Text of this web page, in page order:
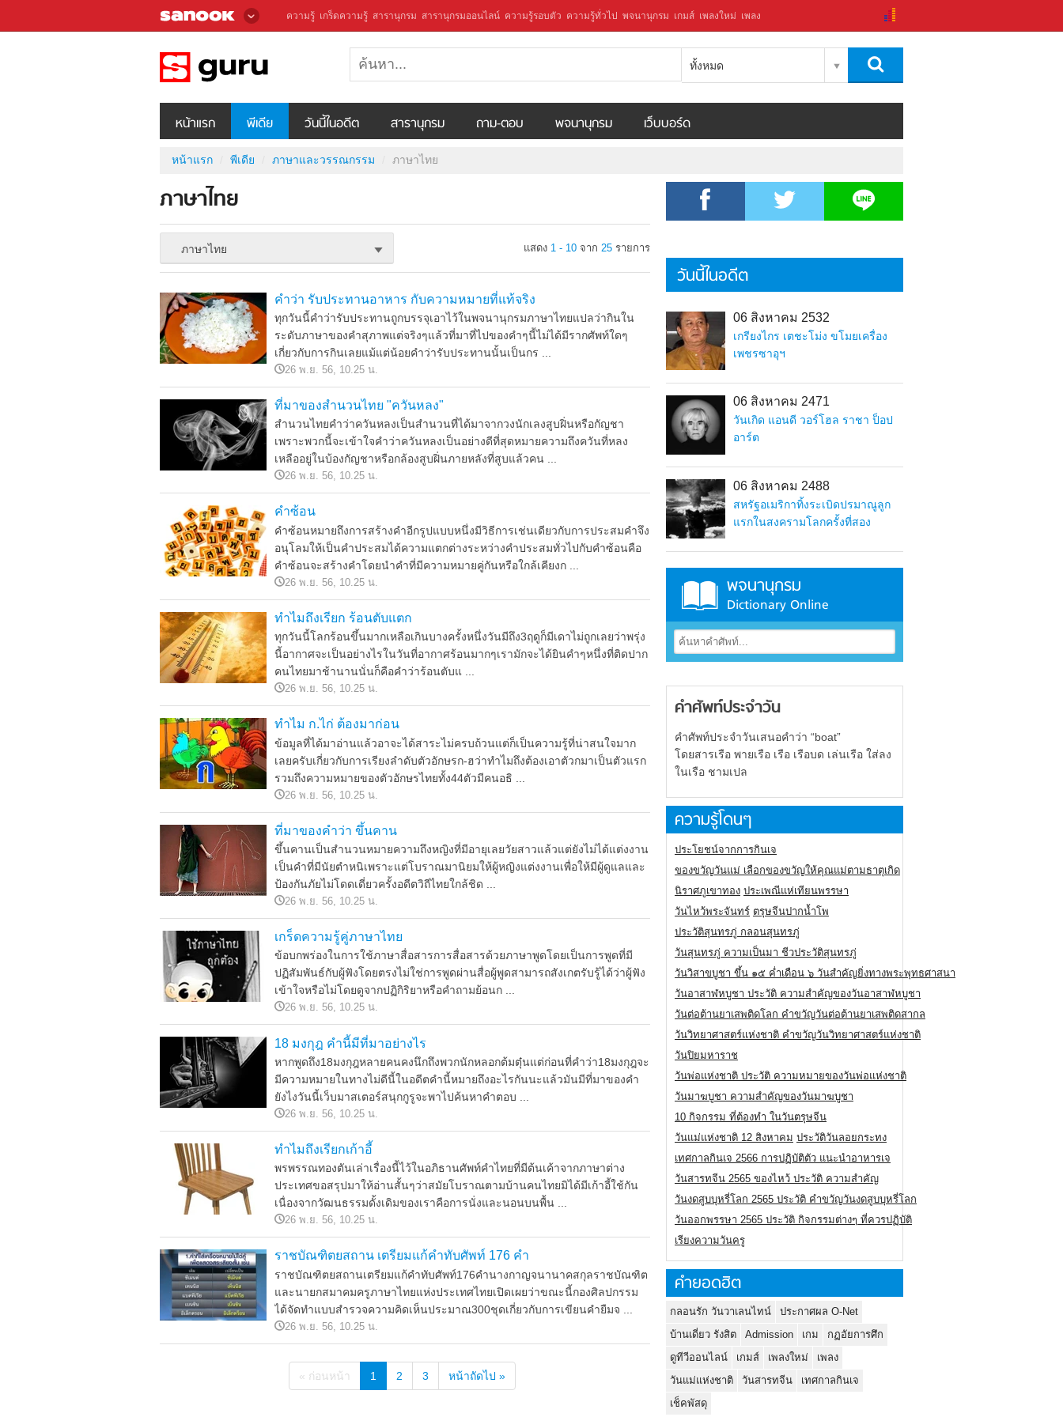
ความรู้ เกร็ดความรู้ สารานุกรม สารานุกรมออนไลน์ ความรู้รอบตัว ความรู้ทั่วไป พจนานุกรม เกมส์ เพลงใหม่ เพลง
ทั้งหมด
หน้าแรก พีเดีย วันนี้ในอดีต สารานุกรม ถาม-ตอบ พจนานุกรม เว็บบอร์ด
หน้าแรก พีเดีย ภาษาและวรรณกรรม ภาษาไทย
ภาษาไทย
ภาษาไทย แสดง 1 - 10จาก 25รายการ
คำว่า รับประทานอาหาร กับความหมายที่แท้จริง
ทุกวันนี้คำว่ารับประทานถูกบรรจุเอาไว้ในพจนานุกรมภาษาไทยแปลว่ากินใน
ระดับภาษาของคำสุภาพแต่จริงๆแล้วที่มาที่ไปของคำๆนี้ไม่ได้มีรากศัพท์ใดๆ
เกี่ยวกับการกินเลยแม้แต่น้อยคำว่ารับประทานนั้นเป็นกร ...
26 พ.ย. 56, 10.25 น.
ที่มาของสำนวนไทย "ควันหลง"
สำนวนไทยคำว่าควันหลงเป็นสำนวนที่ได้มาจากวงนักเลงสูบฝิ่นหรือกัญชา
เพราะพวกนี้จะเข้าใจคำว่าควันหลงเป็นอย่างดีที่สุดหมายความถึงควันที่หลง
เหลืออยู่ในบ้องกัญชาหรือกล้องสูบฝิ่นภายหลังที่สูบแล้วคน ...
26 พ.ย. 56, 10.25 น.
คำซ้อน
คำซ้อนหมายถึงการสร้างคำอีกรูปแบบหนึ่งมีวิธีการเช่นเดียวกับการประสมคำจึง
อนุโลมให้เป็นคำประสมได้ความแตกต่างระหว่างคำประสมทั่วไปกับคำซ้อนคือ
คำซ้อนจะสร้างคำโดยนำคำที่มีความหมายคู่กันหรือใกล้เคียงก ...
26 พ.ย. 56, 10.25 น.
ทำไมถึงเรียก ร้อนตับแตก
ทุกวันนี้โลกร้อนขึ้นมากเหลือเกินบางครั้งหนึ่งวันมีถึง3ฤดูก็มีเดาไม่ถูกเลยว่าพรุ่ง
นี้อากาศจะเป็นอย่างไรในวันที่อากาศร้อนมากๆเรามักจะได้ยินคำๆหนึ่งที่ติดปาก
คนไทยมาช้านานนั่นก็คือคำว่าร้อนตับแ ...
26 พ.ย. 56, 10.25 น.
ทำไม ก.ไก่ ต้องมาก่อน
ข้อมูลที่ได้มาอ่านแล้วอาจะได้สาระไม่ครบถ้วนแต่ก็เป็นความรู้ที่น่าสนใจมาก
เลยครับเกี่ยวกับการเรียงลำดับตัวอักษรก-ฮว่าทำไมถึงต้องเอาตัวกมาเป็นตัวแรก
รวมถึงความหมายของตัวอักษรไทยทั้ง44ตัวมีคนอธิ ...
26 พ.ย. 56, 10.25 น.
ที่มาของคำว่า ขึ้นคาน
ขึ้นคานเป็นสำนวนหมายความถึงหญิงที่มีอายุเลยวัยสาวแล้วแต่ยังไม่ได้แต่งงาน
เป็นคำที่มีนัยตำหนิเพราะแต่โบราณมานิยมให้ผู้หญิงแต่งงานเพื่อให้มีผู้ดูแลและ
ป้องกันภัยไม่โดดเดี่ยวครั้งอดีตวิถีไทยใกล้ชิด ...
26 พ.ย. 56, 10.25 น.
เกร็ดความรู้คู่ภาษาไทย
ข้อบกพร่องในการใช้ภาษาสื่อสารการสื่อสารด้วยภาษาพูดโดยเป็นการพูดที่มี
ปฏิสัมพันธ์กับผู้ฟังโดยตรงไม่ใช่การพูดผ่านสื่อผู้พูดสามารถสังเกตรับรู้ได้ว่าผู้ฟัง
เข้าใจหรือไม่โดยดูจากปฏิกิริยาหรือคำถามย้อนก ...
26 พ.ย. 56, 10.25 น.
18 มงกุฎ คำนี้มีที่มาอย่างไร
หากพูดถึง18มงกุฎหลายคนคงนึกถึงพวกนักหลอกต้มตุ๋นแต่ก่อนที่คำว่า18มงกุฎจะ
มีความหมายในทางไม่ดีนี้ในอดีตคำนี้หมายถึงอะไรกันนะแล้วมันมีที่มาของคำ
ยังไงวันนี้เว็บมาสเตอร์สนุกกูรูจะพาไปค้นหาคำตอบ ...
26 พ.ย. 56, 10.25 น.
ทำไมถึงเรียกเก้าอี้
พรพรรณทองตันเล่าเรื่องนี้ไว้ในอภิธานศัพท์คำไทยที่มีต้นเค้าจากภาษาต่าง
ประเทศขอสรุปมาให้อ่านสั้นๆว่าสมัยโบราณตามบ้านคนไทยมิได้มีเก้าอี้ใช้กัน
เนื่องจากวัฒนธรรมดั้งเดิมของเราคือการนั่งและนอนบนพื้น ...
26 พ.ย. 56, 10.25 น.
ราชบัณฑิตยสถาน เตรียมแก้คำทับศัพท์ 176 คำ
ราชบัณฑิตยสถานเตรียมแก้คำทับศัพท์176คำนางกาญจนานาคสกุลราชบัณฑิต
และนายกสมาคมครูภาษาไทยแห่งประเทศไทยเปิดเผยว่าขณะนี้กองศิลปกรรม
ได้จัดทำแบบสำรวจความคิดเห็นประมาณ300ชุดเกี่ยวกับการเขียนคำยืมจ ...
26 พ.ย. 56, 10.25 น.
« ก่อนหน้า 1 2 3 หน้าถัดไป »
วันนี้ในอดีต
06 สิงหาคม 2532
เกรียงไกร เตชะโม่ง ขโมยเครื่อง
เพชรซาอุฯ
06 สิงหาคม 2471
วันเกิด แอนดี วอร์โฮล ราชา ป็อป
อาร์ต
06 สิงหาคม 2488
สหรัฐอเมริกาทิ้งระเบิดปรมาณูลูก
แรกในสงครามโลกครั้งที่สอง
พจนานุกรม
Dictionary Online
คำศัพท์ประจำวัน
คำศัพท์ประจำวันเสนอคำว่า “boat”
โดยสารเรือ พายเรือ เรือ เรือบด เล่นเรือ ใส่ลง
ในเรือ ชามเปล
ความรู้โดนๆ
ประโยชน์จากการกินเจ
ของขวัญวันแม่ เลือกของขวัญให้คุณแม่ตามธาตุเกิด
นิราศภูเขาทอง ประเพณีแห่เทียนพรรษา
วันไหว้พระจันทร์ ตรุษจีนปากน้ำโพ
ประวัติสุนทรภู่ กลอนสุนทรภู่
วันสุนทรภู่ ความเป็นมา ชีวประวัติสุนทรภู่
วันวิสาขบูชา ขึ้น ๑๕ ค่ำเดือน ๖ วันสำคัญยิ่งทางพระพุทธศาสนา
วันอาสาฬหบูชา ประวัติ ความสําคัญของวันอาสาฬหบูชา
วันต่อต้านยาเสพติดโลก คำขวัญวันต่อต้านยาเสพติดสากล
วันวิทยาศาสตร์แห่งชาติ คำขวัญวันวิทยาศาสตร์แห่งชาติ
วันปิยมหาราช
วันพ่อแห่งชาติ ประวัติ ความหมายของวันพ่อแห่งชาติ
วันมาฆบูชา ความสำคัญของวันมาฆบูชา
10 กิจกรรม ที่ต้องทำ ในวันตรุษจีน
วันแม่แห่งชาติ 12 สิงหาคม ประวัติวันลอยกระทง
เทศกาลกินเจ 2566 การปฏิบัติตัว แนะนำอาหารเจ
วันสารทจีน 2565 ของไหว้ ประวัติ ความสำคัญ
วันงดสูบบุหรี่โลก 2565 ประวัติ คำขวัญวันงดสูบบุหรี่โลก
วันออกพรรษา 2565 ประวัติ กิจกรรมต่างๆ ที่ควรปฏิบัติ
เรียงความวันครู
คำยอดฮิต
กลอนรัก วันวาเลนไทน์
ประกาศผล O-Net
บ้านเดี่ยว รังสิต
Admission เกม
กฏอัยการศึก
ดูทีวีออนไลน์
เกมส์ เพลงใหม่
เพลง
วันแม่แห่งชาติ
วันสารทจีน
เทศกาลกินเจ
เช็คพัสดุ